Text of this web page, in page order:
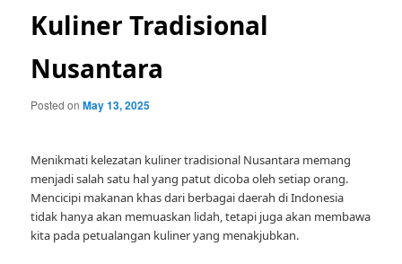
Kuliner Tradisional
Nusantara
Posted onMay 13, 2025
Menikmati kelezatan kuliner tradisional Nusantara memang
menjadi salah satu hal yang patut dicoba oleh setiap orang.
Mencicipi makanan khas dari berbagai daerah di Indonesia
tidak hanya akan memuaskan lidah, tetapi juga akan membawa
kita pada petualangan kuliner yang menakjubkan.